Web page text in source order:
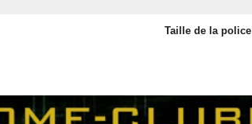
Taille de la police